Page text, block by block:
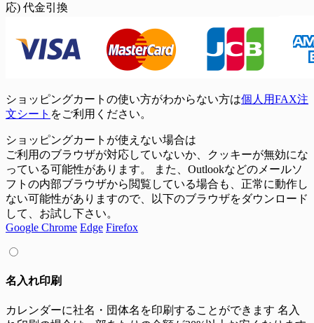
応) 代金引換
ショッピングカートの使い方がわからない方は個人用FAX注
文シート をご利用ください。
ショッピングカートが使えない場合は
ご利用のブラウザが対応していないか、クッキーが無効にな
っている可能性があります。 また、Outlookなどのメールソ
フトの内部ブラウザから閲覧している場合も、正常に動作し
ない可能性がありますので、以下のブラウザをダウンロード
して、お試し下さい。
Google Chrome Edge Firefox
名入れ印刷
カレンダーに社名・団体名を印刷することができます 名入